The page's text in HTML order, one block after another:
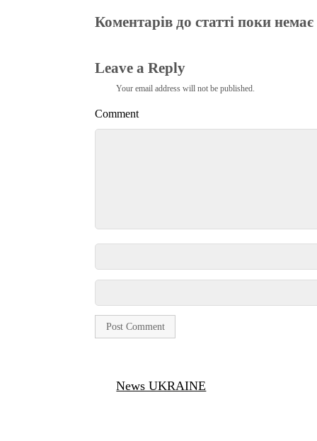
Коментарів до статті поки немає
Leave a Reply
Your email address will not be published.
Comment
News UKRAINE